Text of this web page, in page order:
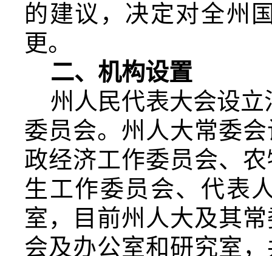
的建议，决定对全州
更。
二、机构设置
州人民代表大会设
委员会。州人大常委
政经济工作委员会、
生工作委员会、代表
室，目前州人大及其
会及办公室和研究室